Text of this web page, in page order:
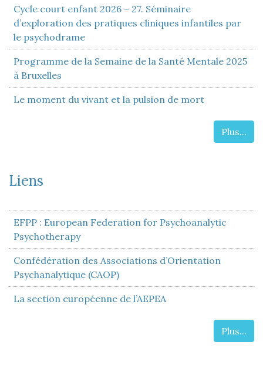
Cycle court enfant 2026 – 27. Séminaire
d’exploration des pratiques cliniques infantiles par
le psychodrame
Programme de la Semaine de la Santé Mentale 2025
à Bruxelles
Le moment du vivant et la pulsion de mort
Plus...
Liens
EFPP : European Federation for Psychoanalytic
Psychotherapy
Confédération des Associations d’Orientation
Psychanalytique (CAOP)
La section européenne de l’AEPEA
Plus...